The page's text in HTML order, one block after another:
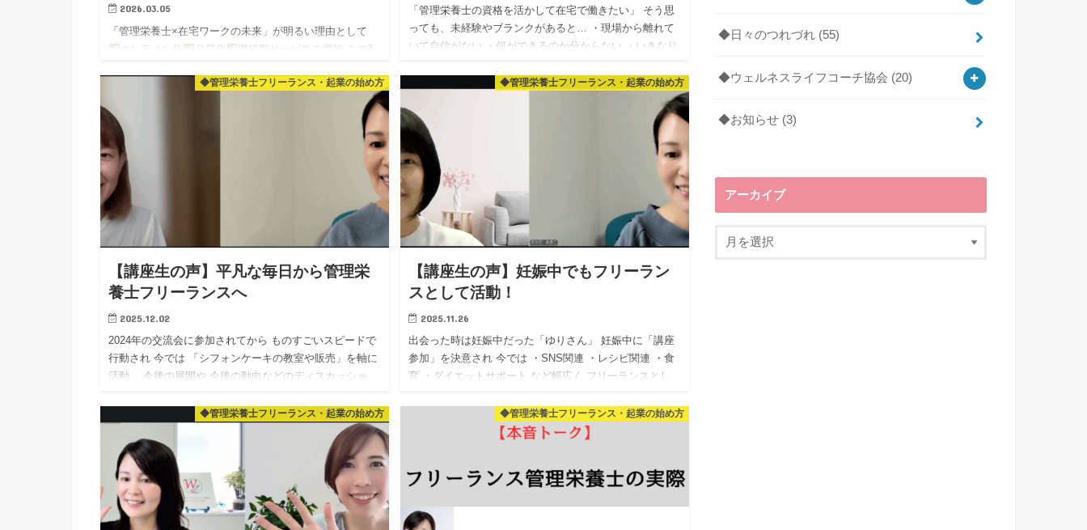
2026.03.05
「管理栄養士×在宅ワークの未来」が明るい理由として
オンライン化
分業化
継続型サービスの増加 この3
り口として A）添削…
「管理栄養士の資格を活かして在宅で働きたい」 そう思
っても、未経験やブランクがあると… ・現場から離れて
いて自信がない ・何ができるのか分からない ・いきなり
◆管理栄養士フリーランス・起業の始め方
【講座生の声】平凡な毎日から管理栄
養士フリーランスへ
2025.12.02
2024年の交流会に参加されてから ものすごいスピードで
行動され 今では 「シフォンケーキの教室や販売」を軸に
活動。 今後の展開や 今後の動向などのディスカッショ
◆管理栄養士フリーランス・起業の始め方
【講座生の声】妊娠中でもフリーラン
スとして活動！
2025.11.26
出会った時は妊娠中だった「ゆりさん」 妊娠中に「講座
参加」を決意され 今では ・SNS関連 ・レシピ関連 ・食
育 ・ダイエットサポート など幅広く フリーランスとし
◆管理栄養士フリーランス・起業の始め方 ◆管理栄養士フリーランス・起業の始め方
◆日々のつれづれ (55)
◆ウェルネスライフコーチ協会 (20)
◆お知らせ (3)
アーカイブ